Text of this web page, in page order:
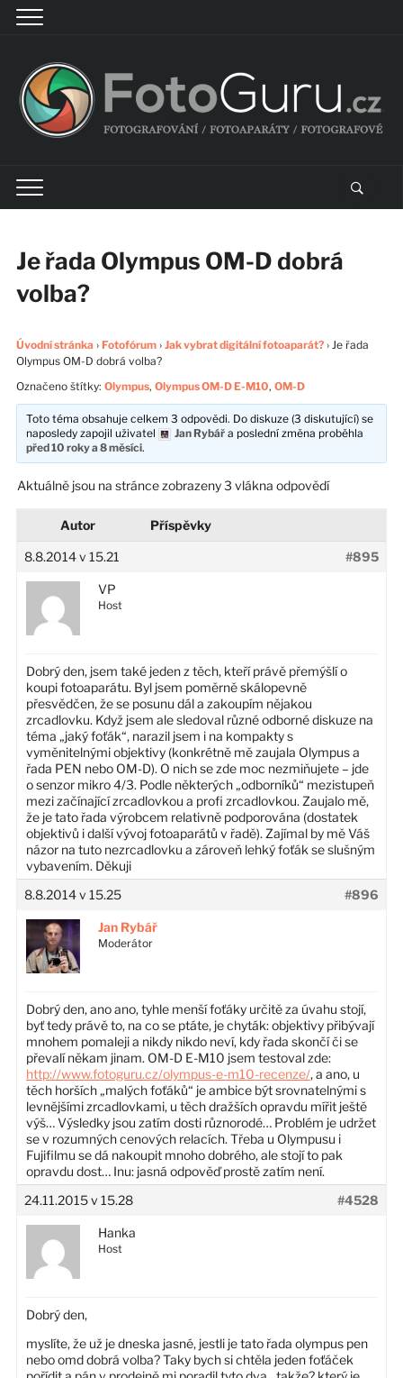
Je řada Olympus OM-D dobrá
volba?
Úvodní stránka › Fotofórum › Jak vybrat digitální fotoaparát? › Je řada
Olympus OM-D dobrá volba?
Označeno štítky: Olympus, Olympus OM-D E-M10, OM-D
Toto téma obsahuje celkem 3 odpovědi. Do diskuze (3 diskutující) se
naposledy zapojil uživatel
Jan Rybář a poslední změna proběhla
před 10 roky a 8 měsíci.
Aktuálně jsou na stránce zobrazeny 3 vlákna odpovědí
Autor Příspěvky
8.8.2014 v 15.21 #895
VP
Host
Dobrý den, jsem také jeden z těch, kteří právě přemýšlí o
koupi fotoaparátu. Byl jsem poměrně skálopevně
přesvědčen, že se posunu dál a zakoupím nějakou
zrcadlovku. Když jsem ale sledoval různé odborné diskuze na
téma „jaký foťák“, narazil jsem i na kompakty s
vyměnitelnými objektivy (konkrétně mě zaujala Olympus a
řada PEN nebo OM-D). O nich se zde moc nezmiňujete – jde
o senzor mikro 4/3. Podle některých „odborníků“ mezistupeň
mezi začínající zrcadlovkou a profi zrcadlovkou. Zaujalo mě,
že je tato řada výrobcem relativně podporována (dostatek
objektivů i další vývoj fotoaparátů v řadě). Zajímal by mě Váš
názor na tuto nezrcadlovku a zároveň lehký foťák se slušným
vybavením. Děkuji
8.8.2014 v 15.25
#896
Jan Rybář
Moderátor
Dobrý den, ano ano, tyhle menší foťáky určitě za úvahu stojí,
byť tedy právě to, na co se ptáte, je chyták: objektivy přibývají
mnohem pomaleji a nikdy nikdo neví, kdy řada skončí či se
převalí někam jinam. OM-D E-M10 jsem testoval zde:
http://www.fotoguru.cz/olympus-e-m10-recenze/, a ano, u
těch horších „malých foťáků“ je ambice být srovnatelnými s
levnějšími zrcadlovkami, u těch dražších opravdu mířit ještě
výš… Výsledky jsou zatím dosti různorodé… Problém je udržet
se v rozumných cenových relacích. Třeba u Olympusu i
Fujifilmu se dá nakoupit mnoho dobrého, ale stojí to pak
opravdu dost… Inu: jasná odpověď prostě zatím není.
24.11.2015 v 15.28
#4528
Hanka
Host
Dobrý den,
myslíte, že už je dneska jasné, jestli je tato řada olympus pen
nebo omd dobrá volba? Taky bych si chtěla jeden foťáček